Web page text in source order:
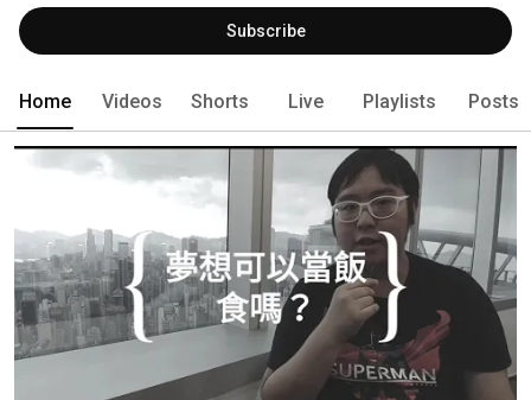
Subscribe
Home Videos Shorts Live Playlists Posts